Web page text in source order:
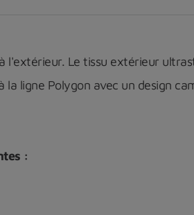
l'extérieur. Le tissu extérieur
ligne Polygon avec un design
: